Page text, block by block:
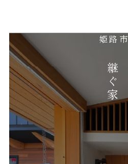
姫路市
継ぐ家